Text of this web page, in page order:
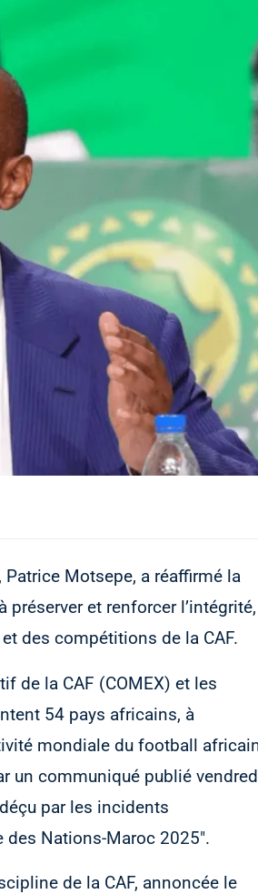
Motsepe, a réaffirmé la
et renforcer l’intégrité,
des compétitions de la CAF.
de la CAF (COMEX) et les
54 pays africains, à
mondiale du football
un communiqué publié
par les incidents
des Nations-Maroc 2025".
de la CAF, annoncée le